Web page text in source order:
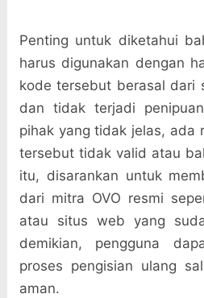
Penting untuk diketahui
harus digunakan dengan
kode tersebut berasal dari
dan tidak terjadi
pihak yang tidak jelas, ada
tersebut tidak valid atau
itu, disarankan untuk
dari mitra OVO resmi
atau situs web yang
demikian, pengguna
proses pengisian ulang
aman.